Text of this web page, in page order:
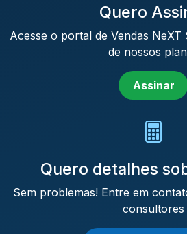
Quero
Acesse o portal de Vendas
de nossos
Assinar
Quero detalhes
Sem problemas! Entre em
consultores